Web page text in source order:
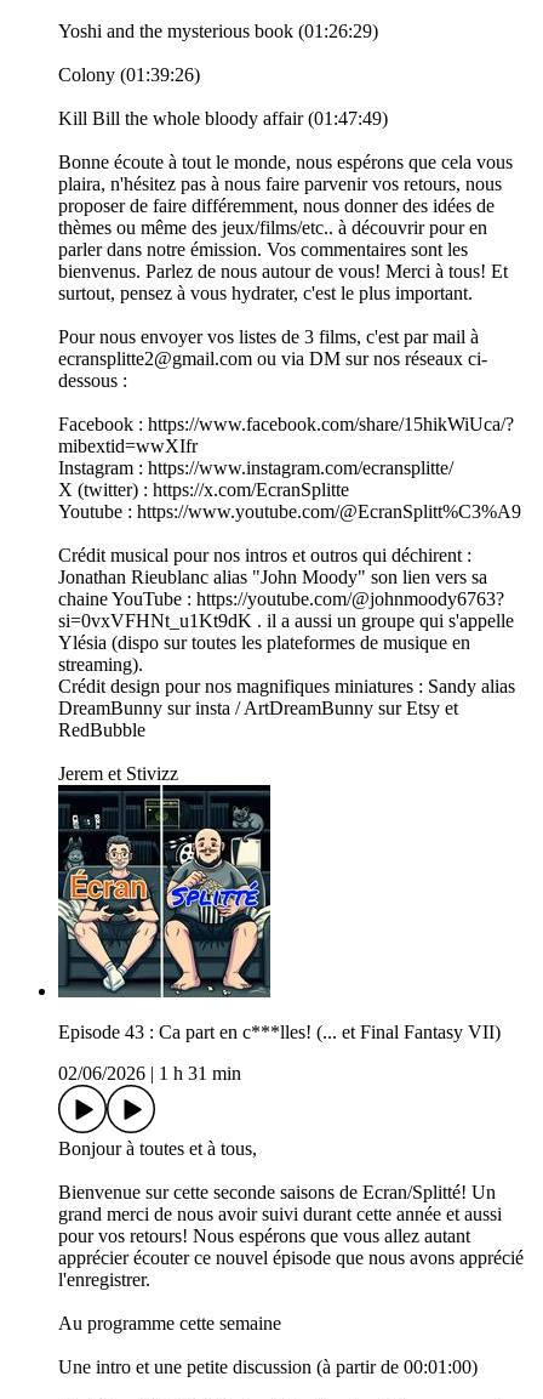
Yoshi and the mysterious book (01:26:29)
Colony (01:39:26)
Kill Bill the whole bloody affair (01:47:49)
Bonne écoute à tout le monde, nous espérons que cela vous
plaira, n'hésitez pas à nous faire parvenir vos retours, nous
proposer de faire différemment, nous donner des idées de
thèmes ou même des jeux/films/etc.. à découvrir pour en
parler dans notre émission. Vos commentaires sont les
bienvenus. Parlez de nous autour de vous! Merci à tous! Et
surtout, pensez à vous hydrater, c'est le plus important.
Pour nous envoyer vos listes de 3 films, c'est par mail à
ecransplitte2@gmail.com ou via DM sur nos réseaux ci-
dessous :
Facebook : https://www.facebook.com/share/15hikWiUca/?
mibextid=wwXIfr
Instagram : https://www.instagram.com/ecransplitte/
X (twitter) : https://x.com/EcranSplitte
Youtube : https://www.youtube.com/@EcranSplitt%C3%A9
Crédit musical pour nos intros et outros qui déchirent :
Jonathan Rieublanc alias "John Moody" son lien vers sa
chaine YouTube : https://youtube.com/@johnmoody6763?
si=0vxVFHNt_u1Kt9dK . il a aussi un groupe qui s'appelle
Ylésia (dispo sur toutes les plateformes de musique en
streaming).
Crédit design pour nos magnifiques miniatures : Sandy alias
DreamBunny sur insta / ArtDreamBunny sur Etsy et
RedBubble
Jerem et Stivizz
Episode 43 : Ca part en c***lles! (... et Final Fantasy VII)
02/06/2026
1 h 31 min
Bonjour à toutes et à tous,
Bienvenue sur cette seconde saisons de Ecran/Splitté! Un
grand merci de nous avoir suivi durant cette année et aussi
pour vos retours! Nous espérons que vous allez autant
apprécier écouter ce nouvel épisode que nous avons apprécié
l'enregistrer.
Au programme cette semaine
Une intro et une petite discussion (à partir de 00:01:00)